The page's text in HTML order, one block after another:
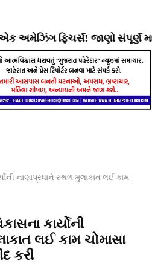
ફિચર્સ! જાણો સંપૂર્ણ માહિતી
નાણાપ્રધાને સ્થળ મુલાકાત લઈ કામ
કાર્યોની
લઈ કામ ચોમાસા
કરી